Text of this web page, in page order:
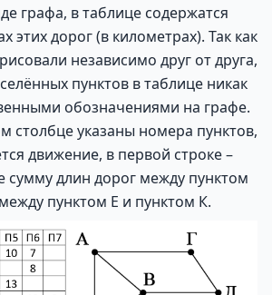
графа, в таблице содержатся
этих дорог (в километрах). Так как
независимо друг от друга,
пунктов в таблице никак
обозначениями на графе.
столбце указаны номера пунктов,
движение, в первой строке –
сумму длин дорог между пунктом
пунктом Е и пунктом К.